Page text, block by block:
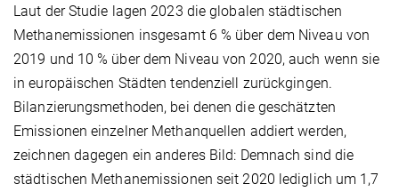
Laut der Studie lagen 2023 die globalen städtischen
Methanemissionen insgesamt 6 % über dem Niveau von
2019 und 10 % über dem Niveau von 2020, auch wenn sie
in europäischen Städten tendenziell zurückgingen.
Bilanzierungsmethoden, bei denen die geschätzten
Emissionen einzelner Methanquellen addiert werden,
zeichnen dagegen ein anderes Bild: Demnach sind die
städtischen Methanemissionen seit 2020 lediglich um 1,7